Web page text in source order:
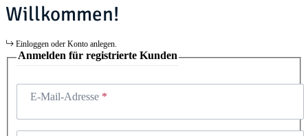
Willkommen!
Einloggen oder Konto anlegen.
Anmelden für registrierte Kunden
E-Mail-Adresse